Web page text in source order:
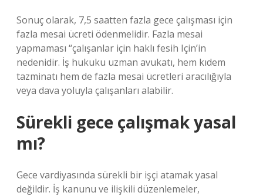
Sonuç olarak, 7,5 saatten fazla gece çalışması için
fazla mesai ücreti ödenmelidir. Fazla mesai
yapmaması “çalışanlar için haklı fesih Için’in
nedenidir. İş hukuku uzman avukatı, hem kıdem
tazminatı hem de fazla mesai ücretleri aracılığıyla
veya dava yoluyla çalışanları alabilir.
Sürekli gece çalışmak yasal
mı?
Gece vardiyasında sürekli bir işçi atamak yasal
değildir. İş kanunu ve ilişkili düzenlemeler,